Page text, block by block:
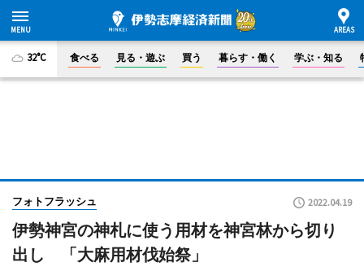
32°C 食べる 見る・遊ぶ 買う 暮らす・働く 学ぶ・知る
フォトフラッシュ 2022.04.19
伊勢神宮の神札に使う用材を神宮林から切り
出し 「大麻用材伐始祭」